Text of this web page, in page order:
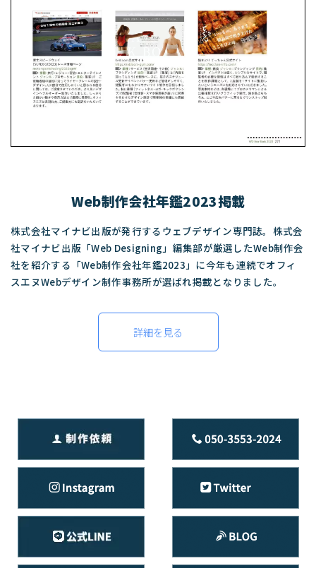
Web制作会社年鑑2023掲載
株式会社マイナビ出版が発行するウェブデザイン専門誌。株式会
社マイナビ出版「Web Designing」編集部が厳選したWeb制作会
社を紹介する「Web制作会社年鑑2023」に今年も連続でオフィ
スエヌWebデザイン制作事務所が選ばれ掲載となりました。
詳細を見る